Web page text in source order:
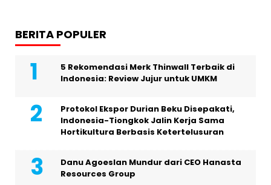
BERITA POPULER
5 Rekomendasi Merk Thinwall Terbaik di
Indonesia: Review Jujur untuk UMKM
Protokol Ekspor Durian Beku Disepakati,
Indonesia-Tiongkok Jalin Kerja Sama
Hortikultura Berbasis Ketertelusuran
Danu Agoeslan Mundur dari CEO Hanasta
Resources Group